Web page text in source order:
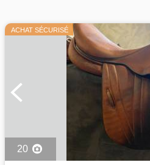
ACHAT SÉCURISÉ
20